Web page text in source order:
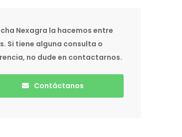
Nexagra la hacemos entre
Si tiene alguna consulta o
no dude en contactarnos.
Contáctanos